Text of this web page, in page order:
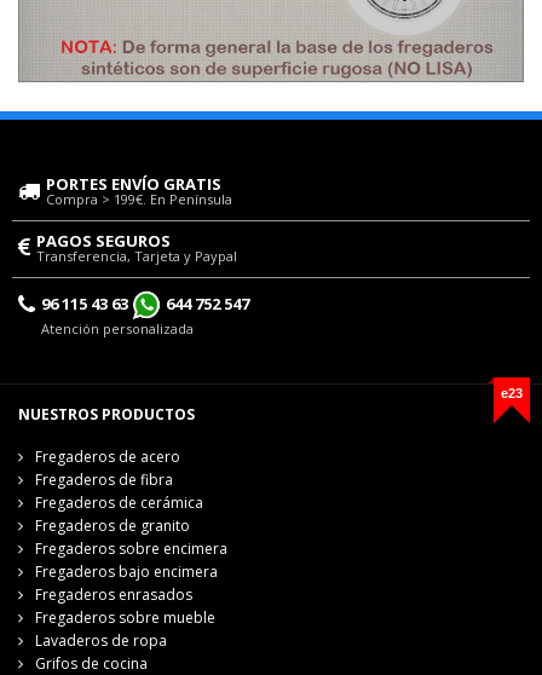
PORTES ENVÍO GRATIS
Compra > 199€. En Península
PAGOS SEGUROS
Transferencia, Tarjeta y Paypal
96 115 43 63 644 752 547
Atención personalizada
e23
NUESTROS PRODUCTOS
Fregaderos de acero
Fregaderos de fibra
Fregaderos de cerámica
Fregaderos de granito
Fregaderos sobre encimera
Fregaderos bajo encimera
Fregaderos enrasados
Fregaderos sobre mueble
Lavaderos de ropa
Grifos de cocina